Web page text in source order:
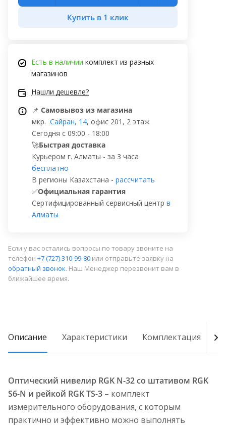
Купить в 1 клик
Есть в наличии комплект из разных
магазинов
Нашли дешевле?
📌 Самовывоз из магазина
мкр. Сайран, 14, офис 201, 2 этаж
Сегодня с 09:00 - 18:00
🚀Быстрая доставка
Курьером г. Алматы - за 3 часа
бесплатно
В регионы Казахстана - рассчитать
✅Официальная гарантия
Сертифицированный сервисный центр в
Алматы
Если у вас остались вопросы по товару звоните на
телефон +7 (727) 310-99-80 или отправьте заявку на
обратный звонок. Наш Менеджер перезвонит вам в
ближайшее время.
Описание Характеристики Комплектация
Оптический нивелир RGK N-32 со штативом RGK
S6-N и рейкой RGK TS-3 – комплект
измерительного оборудования, с которым
практично и эффективно можно выполнять